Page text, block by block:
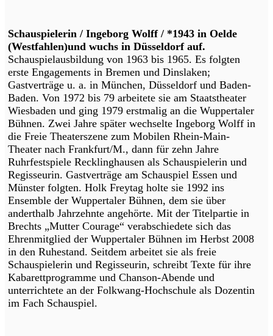
Schauspielerin / Ingeborg Wolff / *1943 in Oelde
(Westfahlen)und wuchs in Düsseldorf auf.
Schauspielausbildung von 1963 bis 1965. Es folgten
erste Engagements in Bremen und Dinslaken;
Gastverträge u. a. in München, Düsseldorf und Baden-
Baden. Von 1972 bis 79 arbeitete sie am Staatstheater
Wiesbaden und ging 1979 erstmalig an die Wuppertaler
Bühnen. Zwei Jahre später wechselte Ingeborg Wolff in
die Freie Theaterszene zum Mobilen Rhein-Main-
Theater nach Frankfurt/M., dann für zehn Jahre
Ruhrfestspiele Recklinghausen als Schauspielerin und
Regisseurin. Gastverträge am Schauspiel Essen und
Münster folgten. Holk Freytag holte sie 1992 ins
Ensemble der Wuppertaler Bühnen, dem sie über
anderthalb Jahrzehnte angehörte. Mit der Titelpartie in
Brechts „Mutter Courage“ verabschiedete sich das
Ehrenmitglied der Wuppertaler Bühnen im Herbst 2008
in den Ruhestand. Seitdem arbeitet sie als freie
Schauspielerin und Regisseurin, schreibt Texte für ihre
Kabarettprogramme und Chanson-Abende und
unterrichtete an der Folkwang-Hochschule als Dozentin
im Fach Schauspiel.